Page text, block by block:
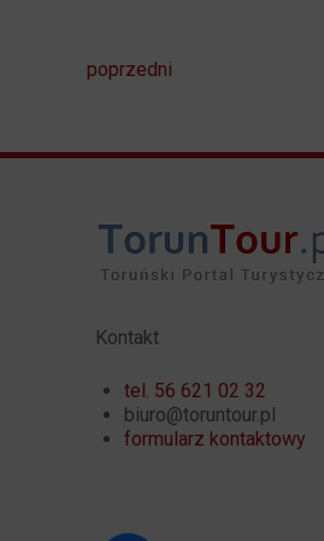
poprzedni
Kontakt
tel. 56 621 02 32
biuro@toruntour.pl
formularz kontaktowy